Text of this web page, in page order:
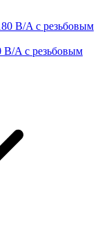
A с резьбовым